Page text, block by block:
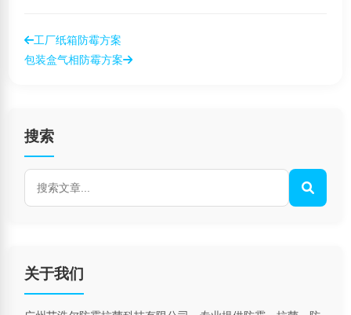
工厂纸箱防霉方案
包装盒气相防霉方案
搜索
关于我们